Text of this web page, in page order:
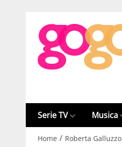
Serie TV Musica
Home / Roberta Galluzzo